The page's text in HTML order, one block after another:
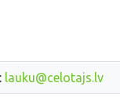
lauku@celotajs.lv